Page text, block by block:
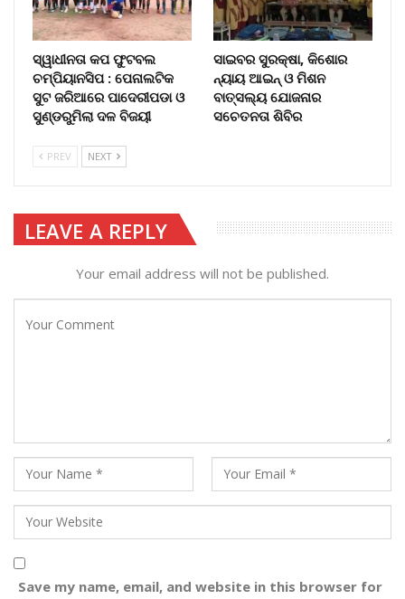
ସ୍ୱାଧୀନତା କପ ଫୁଟବଲ
ଚମ୍ପିୟାନସିପ : ପେନାଲଟିକ
ସୁଟ ଜରିଆରେ ପାଦେରୀପଡା ଓ
ସୁଣ୍ଡରୁମିଲା ଦଳ ବିଜୟୀ
ସାଇବର ସୁରକ୍ଷା, କିଶୋର
ନ୍ୟାୟ ଆଇନ୍ ଓ ମିଶନ
ବାତ୍ସଲ୍ୟ ଯୋଜନାର
ସଚେତନତା ଶିବିର
PREV NEXT
LEAVE A REPLY
Your email address will not be published.
Save my name, email, and website in this browser for